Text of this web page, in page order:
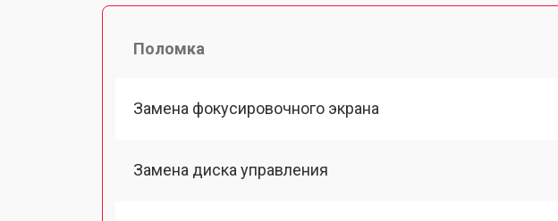
Поломка
Замена фокусировочного экрана
Замена диска управления